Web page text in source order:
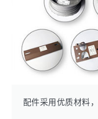
配件采用优质材料